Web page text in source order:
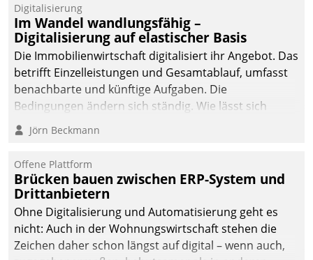
Digitalisierung
Im Wandel wandlungsfähig –
Digitalisierung auf elastischer Basis
Die Immobilienwirtschaft digitalisiert ihr Angebot. Das
betrifft Einzelleistungen und Gesamtablauf, umfasst
benachbarte und künftige Aufgaben. Die
Bedingungen ändern sich ständig. Wie lässt sich
technisch die Kontrolle wahren und zugleich Freiraum
fürs Wachsen öffnen?
Jörn Beckmann
Offene Plattform
Brücken bauen zwischen ERP-System und
Drittanbietern
Ohne Digitalisierung und Automatisierung geht es
nicht: Auch in der Wohnungswirtschaft stehen die
Zeichen daher schon längst auf digital – wenn auch,